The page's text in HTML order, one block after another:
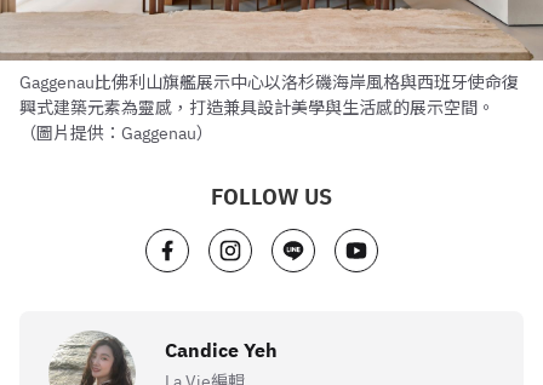
Gaggenau比佛利山旗艦展示中心以洛杉磯海岸風格與西班牙使命復
興式建築元素為靈感，打造兼具設計美學與生活感的展示空間。
（圖片提供：Gaggenau）
FOLLOW US
Candice Yeh